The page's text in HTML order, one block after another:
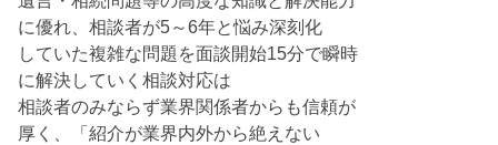
に優れ、相談者が5～6年と悩み深刻化
していた複雑な問題を面談開始15分で瞬時
に解決していく相談対応は
相談者のみならず業界関係者からも信頼が
厚く、「紹介が業界内外から絶えない